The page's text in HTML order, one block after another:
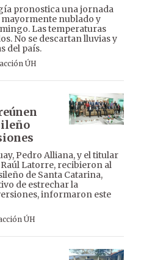
pronostica una jornada
nublado y
Las temperaturas
No se descartan lluvias y
del país.
ÚH
Pedro Alliana, y el titular
Latorre, recibieron al
de Santa Catarina,
de estrechar la
informaron este
ÚH